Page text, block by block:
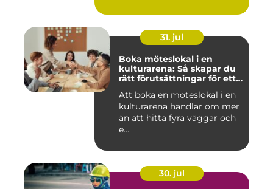
31. jul
Boka möteslokal i en
kulturarena: Så skapar du
rätt förutsättningar för ett
Att boka en möteslokal i en
kulturarena handlar om mer
än att hitta fyra väggar och
e...
30. jul